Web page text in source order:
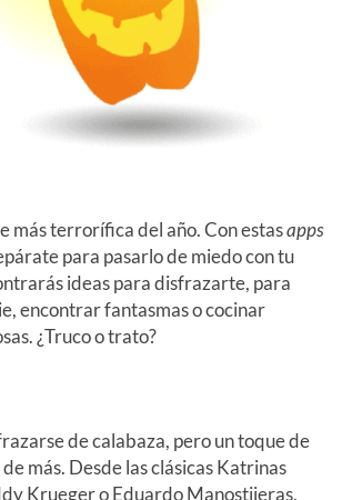
más terrorífica del año. Con estasapps
para pasarlo de miedo con tu
ideas para disfrazarte, para
encontrar fantasmas o cocinar
¿Truco o trato?
de calabaza, pero un toque de
más. Desde las clásicas Katrinas
Krueger o Eduardo Manostijeras.